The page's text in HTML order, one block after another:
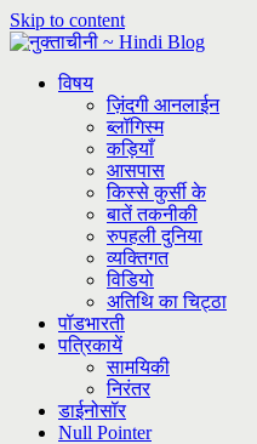
Skip to content
विषय
ज़िंदगी आनलाईन
ब्लॉगिस्म
कड़ियाँ
आसपास
किस्से कुर्सी के
बातें तकनीकी
रुपहली दुनिया
व्यक्तिगत
विडियो
अतिथि का चिट्ठा
पॉडभारती
पत्रिकायें
सामयिकी
निरंतर
डाईनोसॉर
Null Pointer